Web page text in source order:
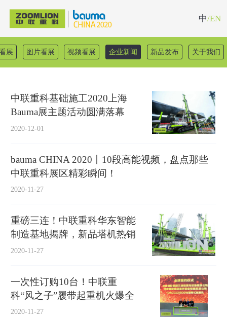
中/EN
展 图片看展 视频看展 企业新闻 新品发布 关于我们
中联重科基础施工2020上海
Bauma展主题活动圆满落幕
2020-12-01
bauma CHINA 2020丨10段高能视频，盘点那些
中联重科展区精彩瞬间！
2020-11-27
重磅三连！中联重科华东智能
制造基地揭牌，新品塔机热销
超80亿，宝马展订单已超200
2020-11-27
一次性订购10台！中联重
科“风之子”履带起重机火爆全
球
2020-11-27